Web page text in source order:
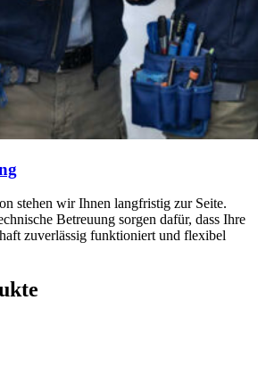
stehen wir Ihnen langfristig zur Seite.
Betreuung sorgen dafür, dass Ihre
zuverlässig funktioniert und flexibel